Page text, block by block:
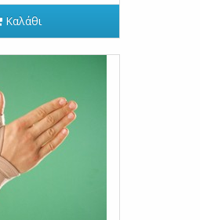
Καλάθι